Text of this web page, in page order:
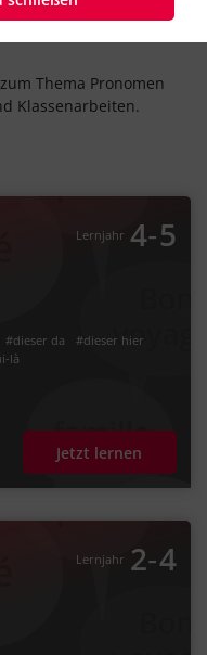
richtig
Thema Pronomen
Klassenarbeiten.
Lernjahr 4‐5
#dieser da
#dieser hier
là
Jetzt lernen
Lernjahr 2‐4